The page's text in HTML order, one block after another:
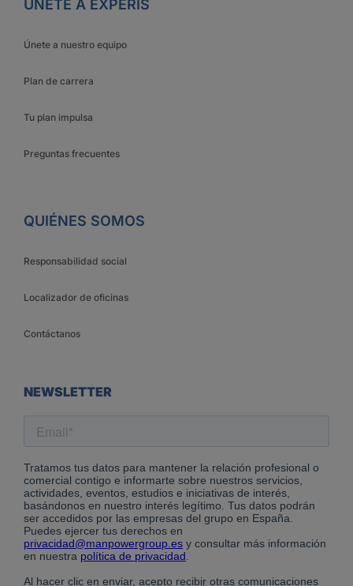
ÚNETE A EXPERIS
Únete a nuestro equipo
Plan de carrera
Tu plan impulsa
Preguntas frecuentes
QUIÉNES SOMOS
Responsabilidad social
Localizador de oficinas
Contáctanos
NEWSLETTER